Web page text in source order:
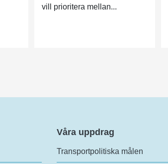
vill prioritera mellan...
Våra uppdrag
Transportpolitiska målen